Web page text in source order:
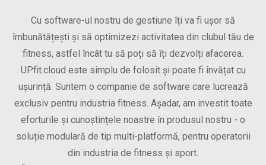
Cu software-ul nostru de gestiune îți va fi ușor să
îmbunătățești și să optimizezi activitatea din clubul tău de
fitness, astfel încât tu să poți să îți dezvolți afacerea.
UPfit.cloud este simplu de folosit și poate fi învățat cu
ușurință. Suntem o companie de software care lucrează
exclusiv pentru industria fitness. Așadar, am investit toate
eforturile și cunoștințele noastre în produsul nostru - o
soluție modulară de tip multi-platformă, pentru operatorii
din industria de fitness și sport.